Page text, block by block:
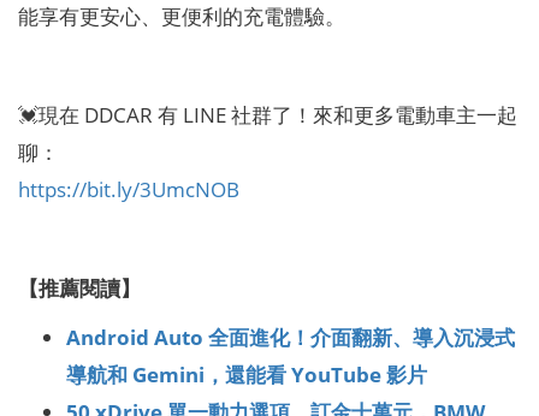
能享有更安心、更便利的充電體驗。
💓現在 DDCAR 有 LINE 社群了！來和更多電動車主一起
聊：
https://bit.ly/3UmcNOB
【推薦閱讀】
Android Auto 全面進化！介面翻新、導入沉浸式
導航和 Gemini，還能看 YouTube 影片